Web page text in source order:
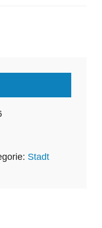
Stadt